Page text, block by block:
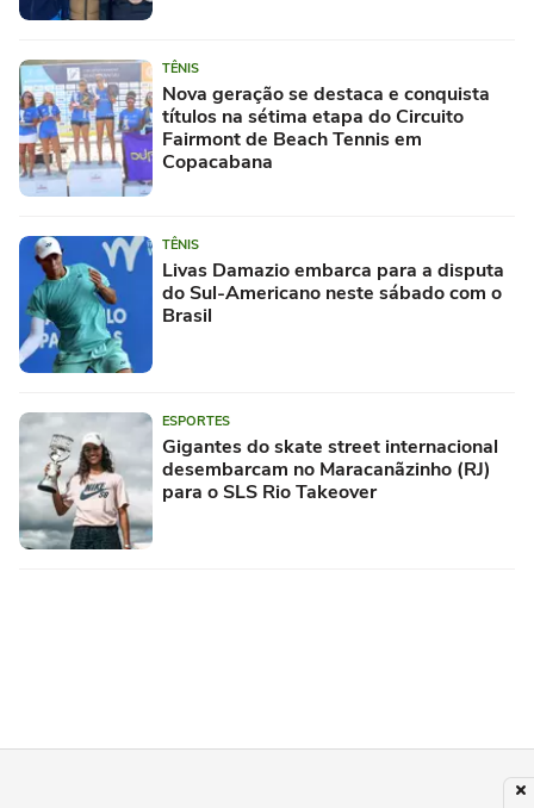
TÊNIS
Nova geração se destaca e conquista
títulos na sétima etapa do Circuito
Fairmont de Beach Tennis em
Copacabana
TÊNIS
Livas Damazio embarca para a disputa
do Sul-Americano neste sábado com o
Brasil
ESPORTES
Gigantes do skate street internacional
desembarcam no Maracanãzinho (RJ)
para o SLS Rio Takeover